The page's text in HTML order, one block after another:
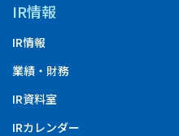
IR情報
IR情報
業績・財務
IR資料室
IRカレンダー